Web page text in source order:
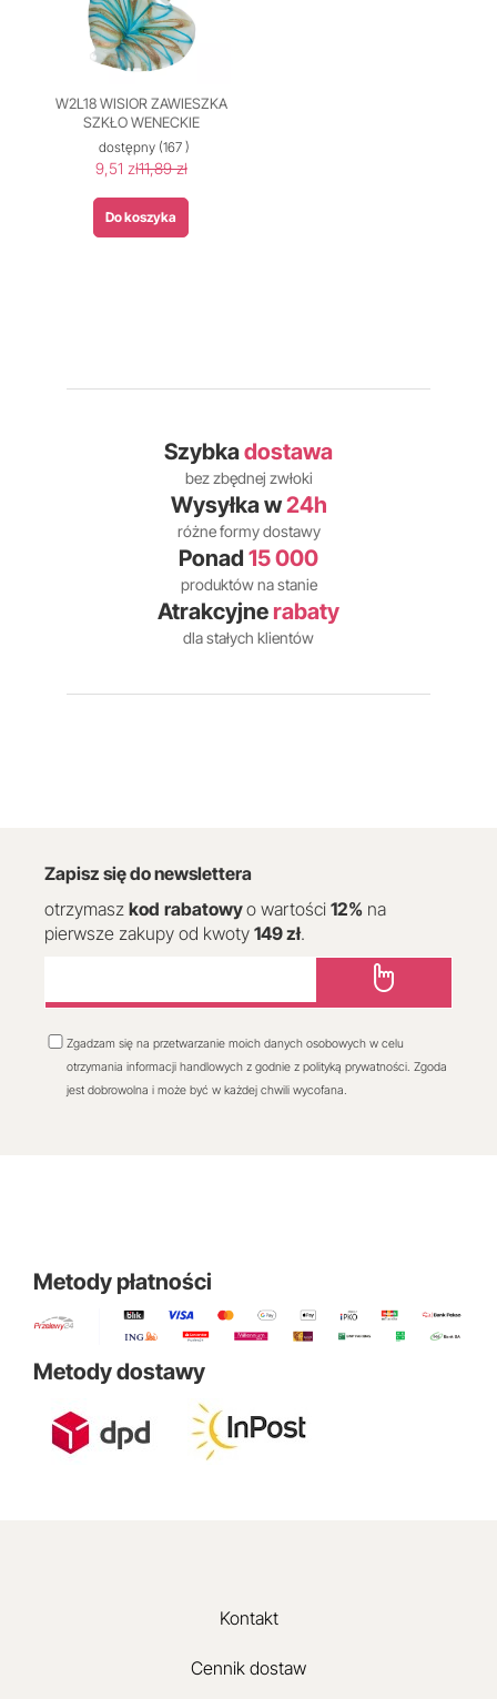
W2L18 WISIOR ZAWIESZKA
SZKŁO WENECKIE
dostępny(167 )
9,51 zł11,89 zł
Do koszyka
Szybkadostawa
bez zbędnej zwłoki
Wysyłka w24h
różne formy dostawy
Ponad 15 000
produktów na stanie
Atrakcyjne rabaty
dla stałych klientów
Zapisz się do newslettera
otrzymasz kod rabatowyo wartości 12% na
pierwsze zakupy od kwoty 149 zł.
Zgadzam się na przetwarzanie moich danych osobowych w celu
otrzymania informacji handlowych z godnie z polityką prywatności. Zgoda
jest dobrowolna i może być w każdej chwili wycofana.
Metody płatności
Metody dostawy
Kontakt
Cennik dostaw